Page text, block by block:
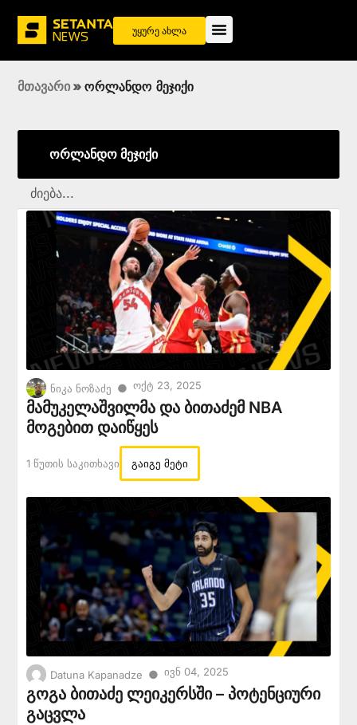
უყურე ახლა
მთავარი » ორლანდო მეჯიქი
ორლანდო მეჯიქი
ნიკა ნოზაძე ● Ოქტ 23, 2025
მამუკელაშვილმა და ბითაძემ NBA
მოგებით დაიწყეს
1 Წუთის Საკითხავი გაიგე მეტი
Datuna Kapanadze ● Ივნ 04, 2025
გოგა ბითაძე ლეიკერსში – პოტენციური
გაცვლა